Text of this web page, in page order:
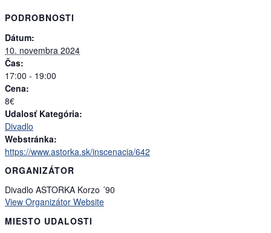
PODROBNOSTI
Dátum:
10. novembra 2024
Čas:
17:00 - 19:00
Cena:
8€
Udalosť Kategória:
Divadlo
Webstránka:
https://www.astorka.sk/inscenacia/642
ORGANIZÁTOR
Divadlo ASTORKA Korzo ´90
View Organizátor Website
MIESTO UDALOSTI